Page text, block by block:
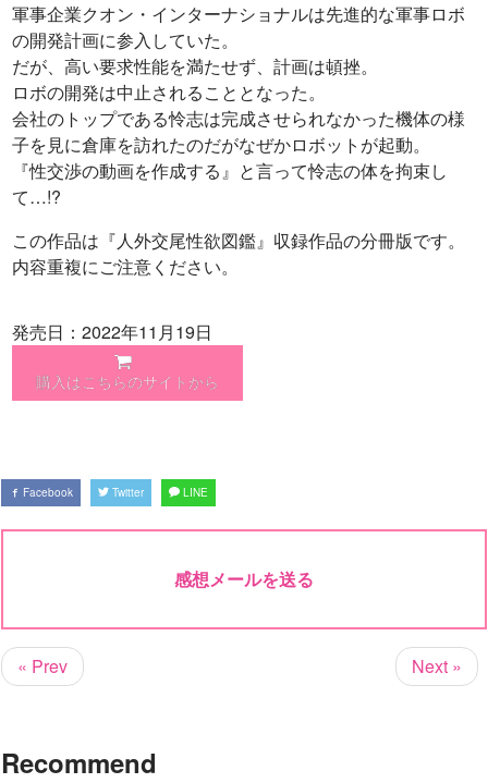
軍事企業クオン・インターナショナルは先進的な軍事ロボ
の開発計画に参入していた。
だが、高い要求性能を満たせず、計画は頓挫。
ロボの開発は中止されることとなった。
会社のトップである怜志は完成させられなかった機体の様
子を見に倉庫を訪れたのだがなぜかロボットが起動。
『性交渉の動画を作成する』と言って怜志の体を拘束し
て…!?
この作品は『人外交尾性欲図鑑』収録作品の分冊版です。
内容重複にご注意ください。
発売日：2022年11月19日
購入はこちらのサイトから
Facebook Twitter LINE
感想メールを送る
« Prev Next »
Recommend